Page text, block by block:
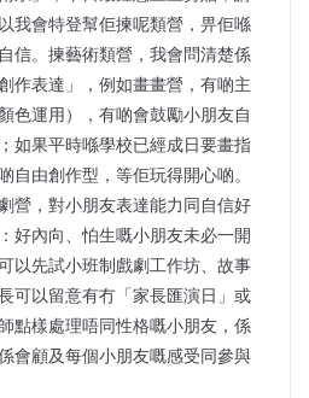
我會特登幫佢揀呢類營，畀佢喺
信。揀藝術類營，我會問清楚係
作表達」，例如畫畫營，有啲主
色運用），有啲會鼓勵小朋友自
如果平時喺學校已經成日要畫指
自由創作型，等佢玩得開心啲。
營，對小朋友表達能力同自信好
好內向、怕生嘅小朋友未必一開
以先試小班制戲劇工作坊、故事
可以留意有冇「家長匯演日」或
點樣處理唔同性格嘅小朋友，係
會顧及每個小朋友嘅感受同參與